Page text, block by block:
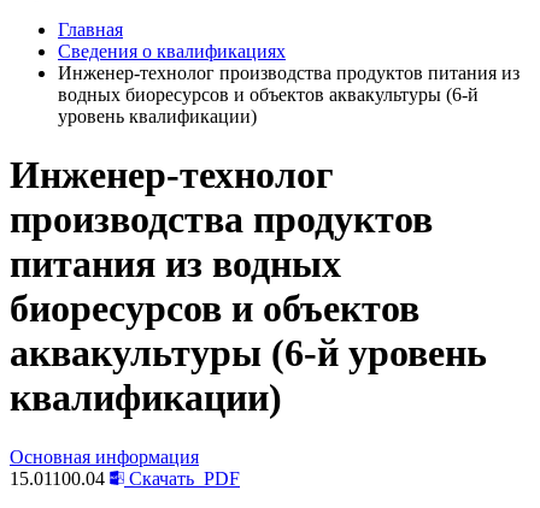
Главная
Сведения о квалификациях
Инженер-технолог производства продуктов питания из
водных биоресурсов и объектов аквакультуры (6-й
уровень квалификации)
Инженер-технолог
производства продуктов
питания из водных
биоресурсов и объектов
аквакультуры (6-й уровень
квалификации)
Основная информация
15.01100.04
Скачать PDF